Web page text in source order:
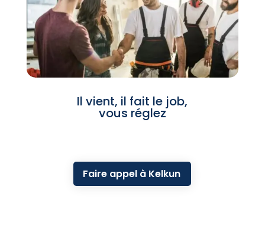
Il vient, il fait le job,
vous réglez
Faire appel à Kelkun